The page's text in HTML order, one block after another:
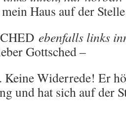
Haus auf der
ebenfalls links
Gottsched –
Widerrede! Er
und hat sich auf der